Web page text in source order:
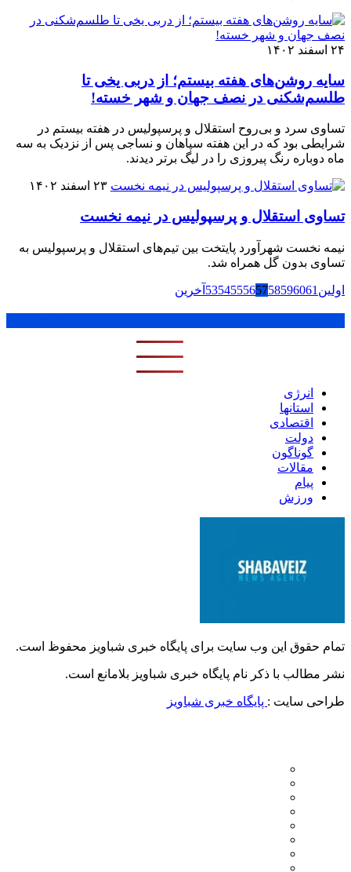
۲۴ اسفند ۱۴۰۲
سایه روشن‌های هفته بیستم؛ از دربی یخی تا
طلسم‌شکنی در نصف جهان و شهر خسته!
تساوی سرد و بی‌روح استقلال و پرسپولیس در هفته بیستم در
شرایطی بود که در این هفته سپاهان و نساجی پس از نزدیک به سه
ماه دوباره رنگ پیروزی را در لیگ برتر دیدند.
۲۳ اسفند ۱۴۰۲
تساوی استقلال و پرسپولیس در نیمه نخست
نیمه نخست شهرآورد پایتخت بین تیم‌های استقلال و پرسپولیس به
تساوی بدون گل همراه شد.
اولین 535455565758596061 آخرین
انرژی
استانها
اقتصادی
دولت
گوناگون
مقالات
پیام
ورزش
تمام حقوق این وب سایت برای پایگاه خبری شباویز محفوظ است.
نشر مطالب با ذکر نام پایگاه خبری شباویز بلامانع است.
طراحی سایت : پایگاه خبری شباویز